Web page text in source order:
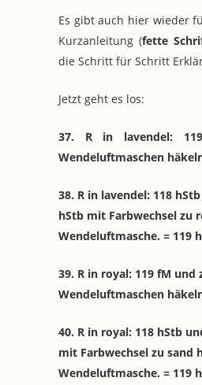
Es gibt auch hier wieder
Kurzanleitung (fette
die Schritt für Schritt
Jetzt geht es los:
37. R in lavendel:
Wendeluftmaschen
38. R in lavendel: 118
hStb mit Farbwechsel zu
Wendeluftmasche. = 119
39. R in royal: 119 fM und
Wendeluftmaschen
40. R in royal: 118 hStb
mit Farbwechsel zu sand
Wendeluftmasche. = 119